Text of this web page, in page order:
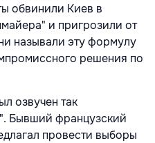
обвинили Киев в
и пригрозили от
называли эту формулу
решения по
озвучен так
Бывший французский
провести выборы